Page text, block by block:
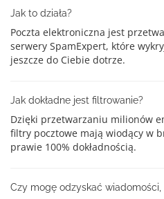
Jak to działa?
Poczta elektroniczna jest
serwery SpamExpert, które
jeszcze do Ciebie dotrze.
Jak dokładne jest filtrowanie?
Dzięki przetwarzaniu milionów
filtry pocztowe mają wiodący w
prawie 100% dokładnością.
Czy mogę odzyskać wiadomości,